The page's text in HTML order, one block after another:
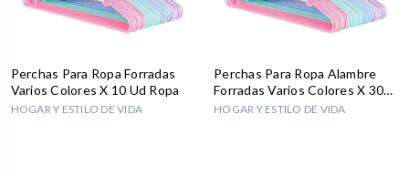
Perchas Para Ropa Forradas
Varios Colores X 10 Ud Ropa
HOGAR Y ESTILO DE VIDA
Perchas Para Ropa Alambre
Forradas Varios Colores X 30
Ud
HOGAR Y ESTILO DE VIDA